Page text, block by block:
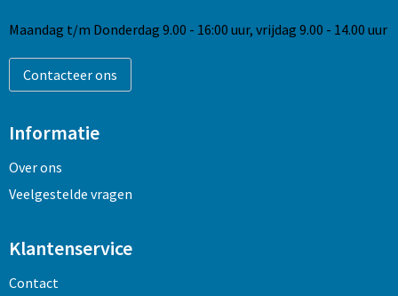
Maandag t/m Donderdag 9.00 - 16:00 uur, vrijdag 9.00 - 14.00 uur
Contacteer ons
Informatie
Over ons
Veelgestelde vragen
Klantenservice
Contact